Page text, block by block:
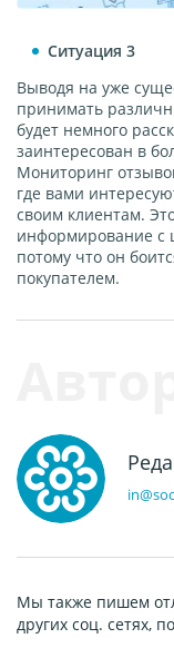
Ситуация 3
Выводя на уже
принимать
будет немного
заинтересован в
Мониторинг
где вами
своим клиентам.
информирование с
потому что он
покупателем.
Мы также пишем
других соц. сетях,